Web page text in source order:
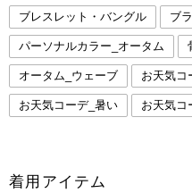
ブレスレット・バングル ブ
パーソナルカラー_オータム
オータム_ウェーブ お天気コ
お天気コーデ_暑い お天気コ
着用アイテム